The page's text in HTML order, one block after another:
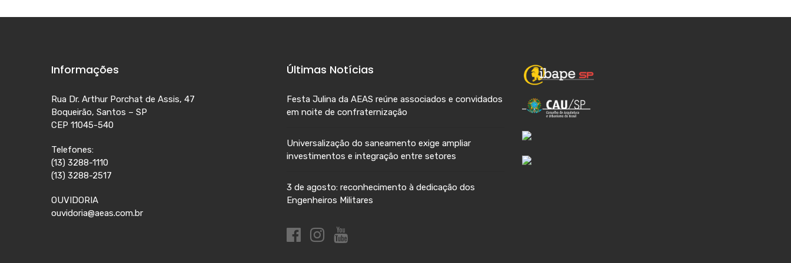
Informações
Rua Dr. Arthur Porchat de Assis, 47
Boqueirão, Santos – SP
CEP 11045-540
Telefones:
(13) 3288-1110
(13) 3288-2517
OUVIDORIA
ouvidoria@aeas.com.br
Últimas Notícias
Festa Julina da AEAS reúne associados e convidados
em noite de confraternização
Universalização do saneamento exige ampliar
investimentos e integração entre setores
3 de agosto: reconhecimento à dedicação dos
Engenheiros Militares